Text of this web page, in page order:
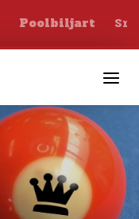
Poolbiljart